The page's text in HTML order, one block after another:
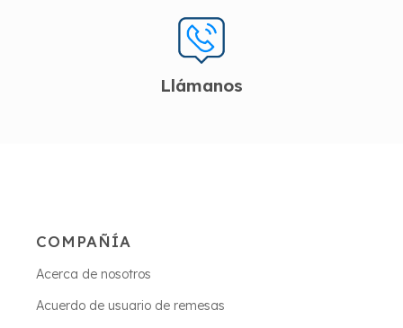
Llámanos
COMPAÑÍA
Acerca de nosotros
Acuerdo de usuario de remesas